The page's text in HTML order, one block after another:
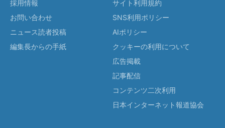
採用情報
お問い合わせ
ニュース読者投稿
編集長からの手紙
サイト利用規約
SNS利用ポリシー
AIポリシー
クッキーの利用について
広告掲載
記事配信
コンテンツ二次利用
日本インターネット報道協会